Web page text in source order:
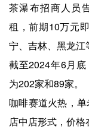
茶瀑布招商人员
租，前期10万元
宁、吉林、黑龙江
截至2024年6月
为202家和89家。
咖啡赛道火热，单
店中店形式，价格